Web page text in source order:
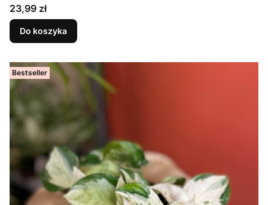
Cena
23,99 zł
Do koszyka
Bestseller